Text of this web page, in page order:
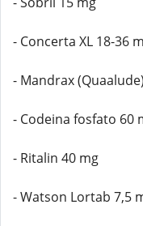
- Concerta XL 18-36
- Mandrax
- Codeina fosfato 60
- Ritalin 40 mg
- Watson Lortab 7,5